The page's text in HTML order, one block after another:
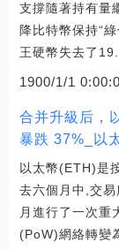
支撐隨著持有量
降比特幣保持“
王硬幣失去了19.
1900/1/1
合并升級后，
暴跌 37%_以
以太幣(ETH)是
去六個月中,交
月進行了一次重
(PoW)網絡轉變